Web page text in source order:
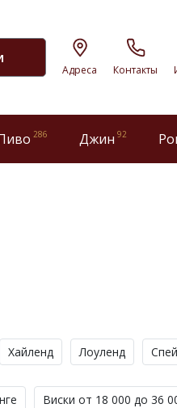
Адреса Контакты
286 Джин 92
Хайленд Лоуленд
Виски от 18 000 до 36